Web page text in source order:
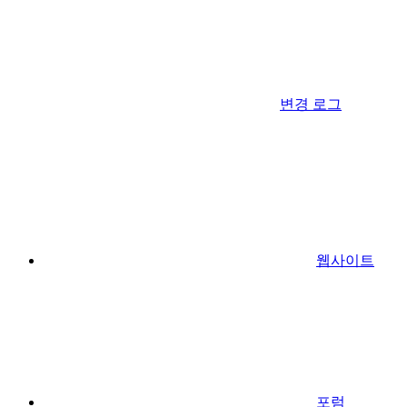
변경 로그
웹사이트
포럼